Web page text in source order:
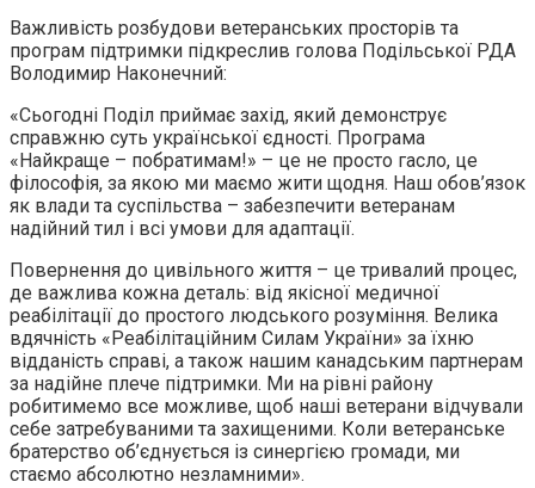
Важливість розбудови ветеранських просторів та
програм підтримки підкреслив голова Подільської РДА
Володимир Наконечний:
«Сьогодні Поділ приймає захід, який демонструє
справжню суть української єдності. Програма
«Найкраще – побратимам!» – це не просто гасло, це
філософія, за якою ми маємо жити щодня. Наш обов’язок
як влади та суспільства – забезпечити ветеранам
надійний тил і всі умови для адаптації.
Повернення до цивільного життя – це тривалий процес,
де важлива кожна деталь: від якісної медичної
реабілітації до простого людського розуміння. Велика
вдячність «Реабілітаційним Силам України» за їхню
відданість справі, а також нашим канадським партнерам
за надійне плече підтримки. Ми на рівні району
робитимемо все можливе, щоб наші ветерани відчували
себе затребуваними та захищеними. Коли ветеранське
братерство об’єднується із синергією громади, ми
стаємо абсолютно незламними».